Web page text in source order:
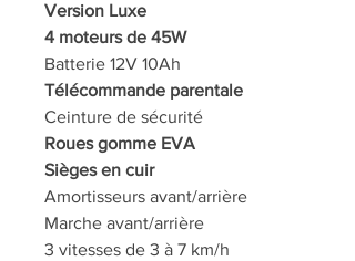
Version Luxe
4 moteurs de 45W
Batterie 12V 10Ah
Télécommande parentale
Ceinture de sécurité
Roues gomme EVA
Sièges en cuir
Amortisseurs avant/arrière
Marche avant/arrière
3 vitesses de 3 à 7 km/h